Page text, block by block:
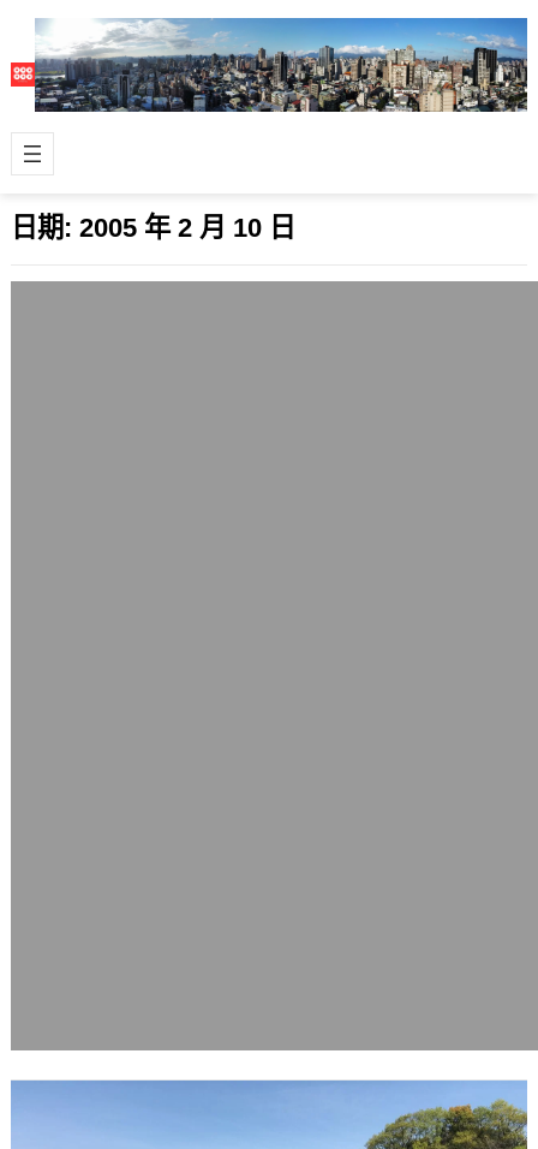
日期: 2005 年 2 月 10 日